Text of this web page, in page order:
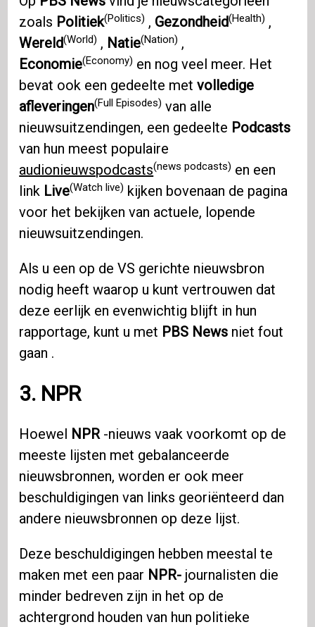
zoals Politiek(Politics) , Gezondheid(Health) ,
Wereld(World) , Natie(Nation) ,
Economie(Economy) en nog veel meer. Het
bevat ook een gedeelte metvolledige
afleveringen(Full Episodes) van alle
nieuwsuitzendingen, een gedeelte Podcasts
van hun meest populaire
audionieuwspodcasts(news podcasts) en een
link Live(Watch live) kijken bovenaan de pagina
voor het bekijken van actuele, lopende
nieuwsuitzendingen.
Als u een op de VS gerichte nieuwsbron
nodig heeft waarop u kunt vertrouwen dat
deze eerlijk en evenwichtig blijft in hun
rapportage, kunt u met PBS News niet fout
gaan .
3. NPR
Hoewel NPR-nieuws vaak voorkomt op de
meeste lijsten met gebalanceerde
nieuwsbronnen, worden er ook meer
beschuldigingen van links georiënteerd dan
andere nieuwsbronnen op deze lijst.
Deze beschuldigingen hebben meestal te
maken met een paar NPR- journalisten die
minder bedreven zijn in het op de
achtergrond houden van hun politieke